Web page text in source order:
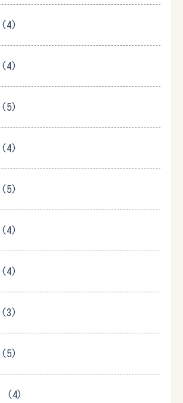
(4)
(4)
(5)
(4)
(5)
(4)
(4)
(3)
(5)
(4)